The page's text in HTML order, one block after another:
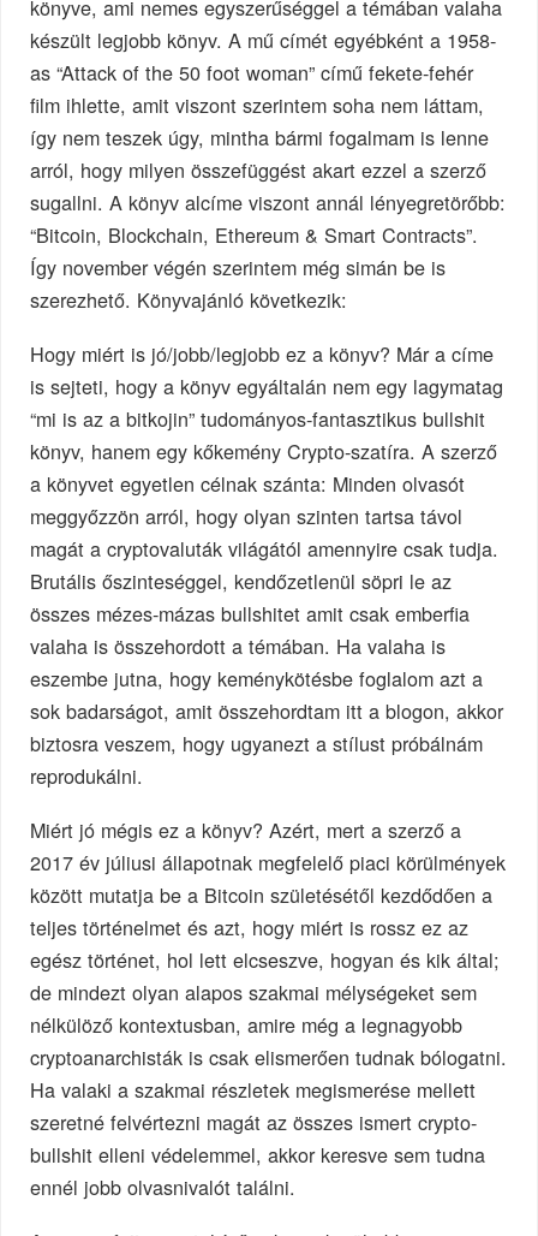
könyve, ami nemes egyszerűséggel a témában valaha
készült legjobb könyv. A mű címét egyébként a 1958-
as “Attack of the 50 foot woman” című fekete-fehér
film ihlette, amit viszont szerintem soha nem láttam,
így nem teszek úgy, mintha bármi fogalmam is lenne
arról, hogy milyen összefüggést akart ezzel a szerző
sugallni. A könyv alcíme viszont annál lényegretörőbb:
“Bitcoin, Blockchain, Ethereum & Smart Contracts”.
Így november végén szerintem még simán be is
szerezhető. Könyvajánló következik:
Hogy miért is jó/jobb/legjobb ez a könyv? Már a címe
is sejteti, hogy a könyv egyáltalán nem egy lagymatag
“mi is az a bitkojin” tudományos-fantasztikus bullshit
könyv, hanem egy kőkemény Crypto-szatíra. A szerző
a könyvet egyetlen célnak szánta: Minden olvasót
meggyőzzön arról, hogy olyan szinten tartsa távol
magát a cryptovaluták világától amennyire csak tudja.
Brutális őszinteséggel, kendőzetlenül söpri le az
összes mézes-mázas bullshitet amit csak emberfia
valaha is összehordott a témában. Ha valaha is
eszembe jutna, hogy keménykötésbe foglalom azt a
sok badarságot, amit összehordtam itt a blogon, akkor
biztosra veszem, hogy ugyanezt a stílust próbálnám
reprodukálni.
Miért jó mégis ez a könyv? Azért, mert a szerző a
2017 év júliusi állapotnak megfelelő piaci körülmények
között mutatja be a Bitcoin születésétől kezdődően a
teljes történelmet és azt, hogy miért is rossz ez az
egész történet, hol lett elcseszve, hogyan és kik által;
de mindezt olyan alapos szakmai mélységeket sem
nélkülöző kontextusban, amire még a legnagyobb
cryptoanarchisták is csak elismerően tudnak bólogatni.
Ha valaki a szakmai részletek megismerése mellett
szeretné felvértezni magát az összes ismert crypto-
bullshit elleni védelemmel, akkor keresve sem tudna
ennél jobb olvasnivalót találni.